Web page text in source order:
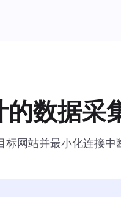
数据采
标网站并最小化连接中